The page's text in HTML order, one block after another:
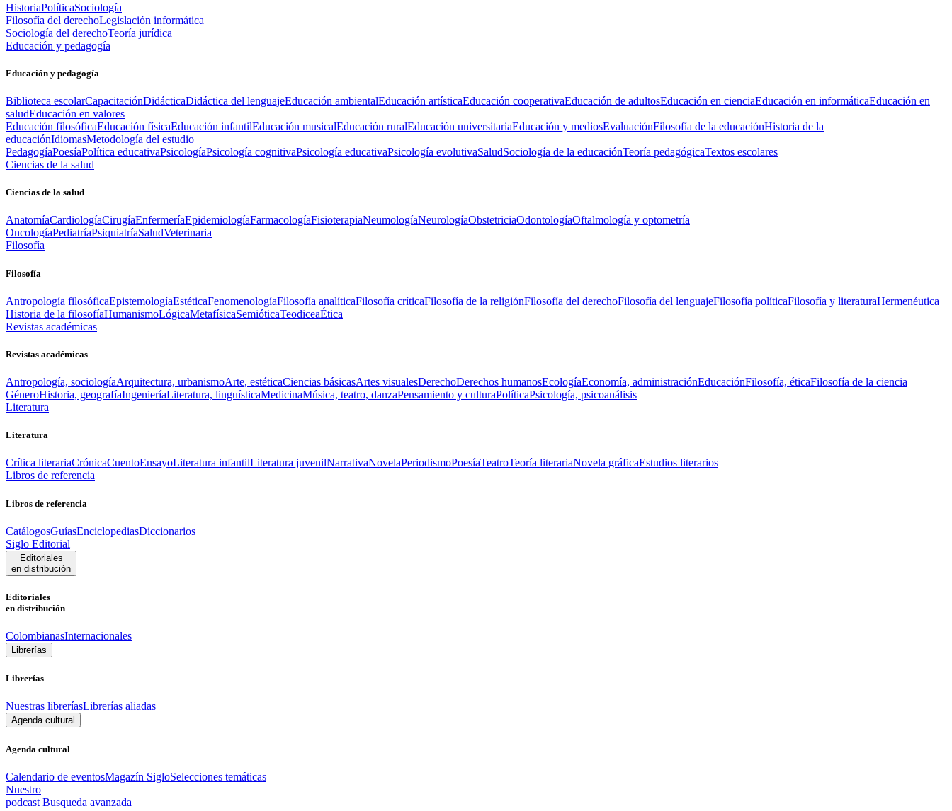
HistoriaPolíticaSociología
Filosofía del derechoLegislación informática
Sociología del derechoTeoría jurídica
Educación y pedagogía
Educación y pedagogía
Biblioteca escolarCapacitaciónDidácticaDidáctica del lenguajeEducación ambientalEducación artísticaEducación cooperativaEducación de adultosEducación en cienciaEducación en informáticaEducación en
saludEducación en valores
Educación filosóficaEducación físicaEducación infantilEducación musicalEducación ruralEducación universitariaEducación y mediosEvaluaciónFilosofía de la educaciónHistoria de la
educaciónIdiomasMetodología del estudio
PedagogíaPoesíaPolítica educativaPsicologíaPsicología cognitivaPsicología educativaPsicología evolutivaSaludSociología de la educaciónTeoría pedagógicaTextos escolares
Ciencias de la salud
Ciencias de la salud
AnatomíaCardiologíaCirugíaEnfermeríaEpidemiologíaFarmacologíaFisioterapiaNeumologíaNeurologíaObstetriciaOdontologíaOftalmología y optometría
OncologíaPediatríaPsiquiatríaSaludVeterinaria
Filosofía
Filosofía
Antropología filosóficaEpistemologíaEstéticaFenomenologíaFilosofía analíticaFilosofía críticaFilosofía de la religiónFilosofía del derechoFilosofía del lenguajeFilosofía políticaFilosofía y literaturaHermenéutica
Historia de la filosofíaHumanismoLógicaMetafísicaSemióticaTeodiceaÉtica
Revistas académicas
Revistas académicas
Antropología, sociologíaArquitectura, urbanismoArte, estéticaCiencias básicasArtes visualesDerechoDerechos humanosEcologíaEconomía, administraciónEducaciónFilosofía, éticaFilosofía de la ciencia
GéneroHistoria, geografíaIngenieríaLiteratura, linguísticaMedicinaMúsica, teatro, danzaPensamiento y culturaPolíticaPsicología, psicoanálisis
Literatura
Literatura
Crítica literariaCrónicaCuentoEnsayoLiteratura infantilLiteratura juvenilNarrativaNovelaPeriodismoPoesíaTeatroTeoría literariaNovela gráficaEstudios literarios
Libros de referencia
Libros de referencia
CatálogosGuíasEnciclopediasDiccionarios
Siglo Editorial
Editoriales
en distribución
Editoriales
en distribución
ColombianasInternacionales
Librerías
Librerías
Nuestras libreríasLibrerías aliadas
Agenda cultural
Agenda cultural
Calendario de eventosMagazín SigloSelecciones temáticas
Nuestro
podcast Busqueda avanzada